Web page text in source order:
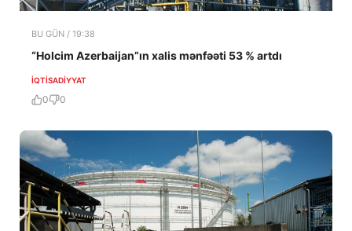
BU GÜN / 19:38
“Holcim Azerbaijan”ın xalis mənfəəti 53 % artdı
İQTISADIYYAT
0 0